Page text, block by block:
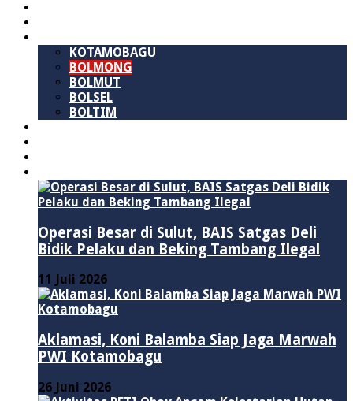
KOTAMOBAGU
BOLMONG
BOLMUT
BOLSEL
BOLTIM
Operasi Besar di Sulut, BAIS Satgas Deli
Bidik Pelaku dan Beking Tambang Ilegal
11 Juli 2026
Aklamasi, Koni Balamba Siap Jaga Marwah
PWI Kotamobagu
26 Juni 2026